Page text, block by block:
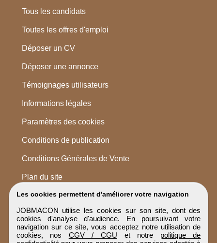
Les cookies permettent d'améliorer votre navigation
JOBMACON utilise les cookies sur son site, dont des
cookies d'analyse d'audience. En poursuivant votre
navigation sur ce site, vous acceptez notre utilisation de
cookies, nos CGV / CGU et notre politique de
Tous les candidats
Toutes les offres d'emploi
Déposer un CV
Déposer une annonce
Témoignages utilisateurs
Informations légales
Paramètres des cookies
Conditions de publication
Conditions Générales de Vente
Plan du site